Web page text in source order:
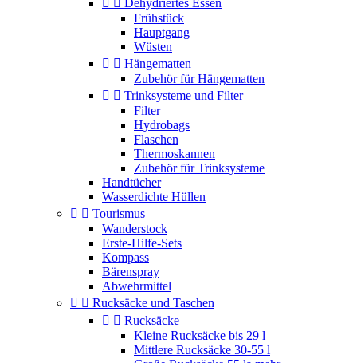
Dehydriertes Essen
Frühstück
Hauptgang
Wüsten
  Hängematten
Zubehör für Hängematten
  Trinksysteme und Filter
Filter
Hydrobags
Flaschen
Thermoskannen
Zubehör für Trinksysteme
Handtücher
Wasserdichte Hüllen
  Tourismus
Wanderstock
Erste-Hilfe-Sets
Kompass
Bärenspray
Abwehrmittel
  Rucksäcke und Taschen
  Rucksäcke
Kleine Rucksäcke bis 29 l
Mittlere Rucksäcke 30-55 l